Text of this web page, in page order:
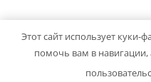
Copyright © 2026
Этот сайт использует куки-
помочь вам в